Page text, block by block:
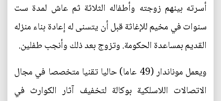
أسرته بينهم زوجته وأطفاله الثلاثة ثم عاش لمدة ست
سنوات في مخيم للإغاثة قبل أن يتسنى له إعادة بناء منزله
القديم بمساعدة الحكومة. وتزوج بعد ذلك وأنجب طفلين.
ويعمل موناندار (49 عاما) حاليا تقنيا متخصصا في مجال
الاتصالات اللاسلكية بوكالة لتخفيف آثار الكوارث في